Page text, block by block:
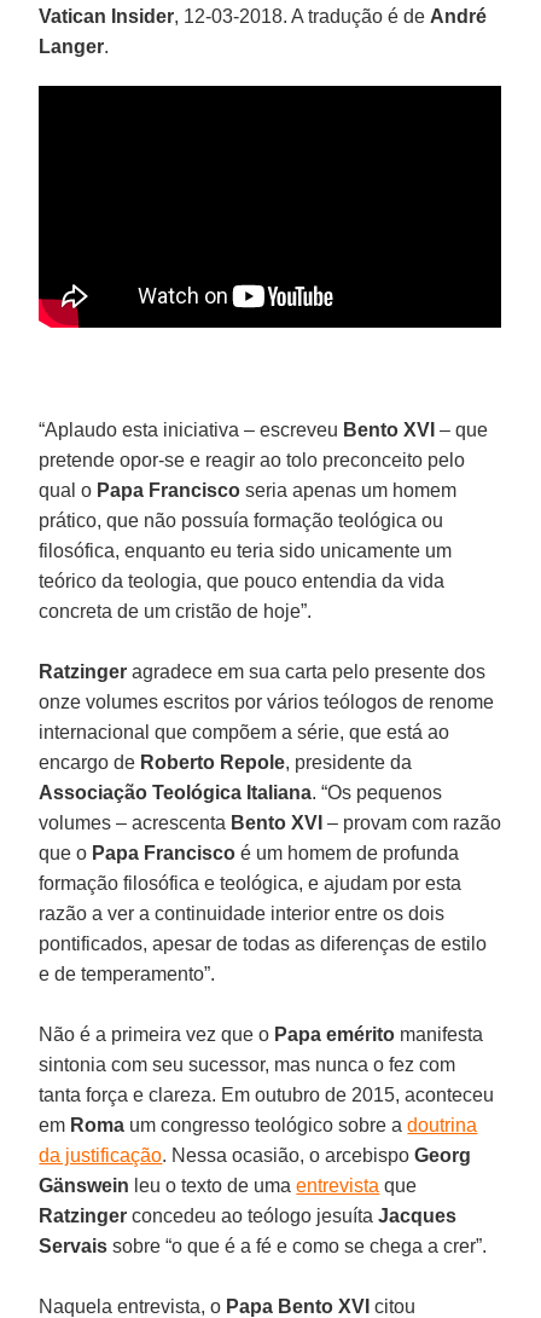
Vatican Insider, 12-03-2018. A tradução é de André
Langer.
“Aplaudo esta iniciativa – escreveu Bento XVI – que
pretende opor-se e reagir ao tolo preconceito pelo
qual o Papa Francisco seria apenas um homem
prático, que não possuía formação teológica ou
filosófica, enquanto eu teria sido unicamente um
teórico da teologia, que pouco entendia da vida
concreta de um cristão de hoje”.
Ratzinger agradece em sua carta pelo presente dos
onze volumes escritos por vários teólogos de renome
internacional que compõem a série, que está ao
encargo de Roberto Repole, presidente da
Associação Teológica Italiana. “Os pequenos
volumes – acrescenta Bento XVI – provam com razão
que o Papa Francisco é um homem de profunda
formação filosófica e teológica, e ajudam por esta
razão a ver a continuidade interior entre os dois
pontificados, apesar de todas as diferenças de estilo
e de temperamento”.
Não é a primeira vez que o Papa emérito manifesta
sintonia com seu sucessor, mas nunca o fez com
tanta força e clareza. Em outubro de 2015, aconteceu
em Roma um congresso teológico sobre adoutrina
da justificação. Nessa ocasião, o arcebispoGeorg
Gänswein leu o texto de umaentrevista que
Ratzinger concedeu ao teólogo jesuítaJacques
Servais sobre “o que é a fé e como se chega a crer”.
Naquela entrevista, o Papa Bento XVI citou